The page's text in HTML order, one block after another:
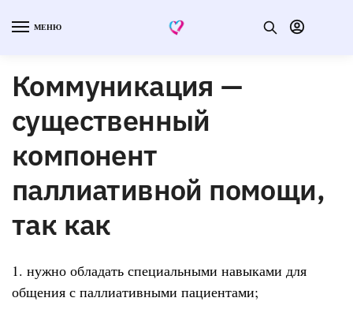
МЕНЮ
Коммуникация —
существенный
компонент
паллиативной помощи,
так как
1. нужно обладать специальными навыками для
общения с паллиативными пациентами;